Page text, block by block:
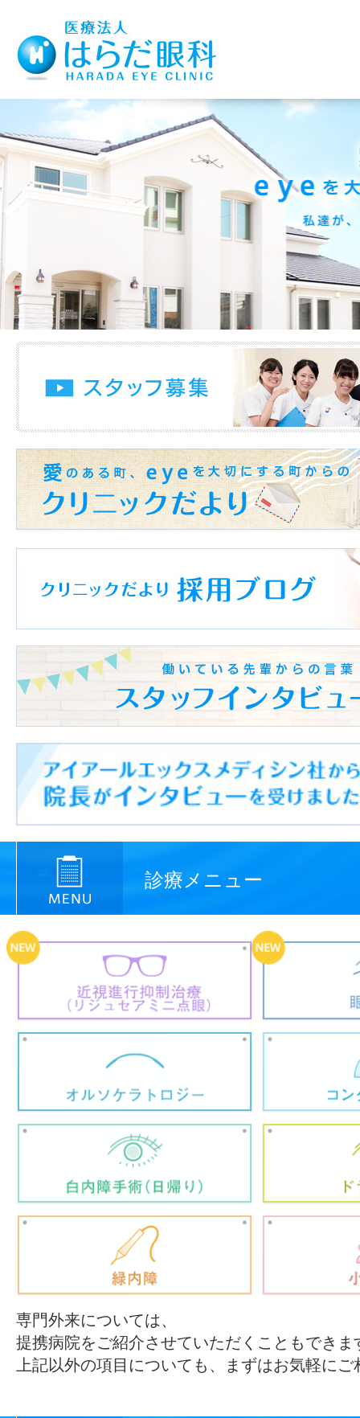
診療メニュー
専門外来については、
提携病院をご紹介させていただくこともできま
上記以外の項目についても、まずはお気軽に